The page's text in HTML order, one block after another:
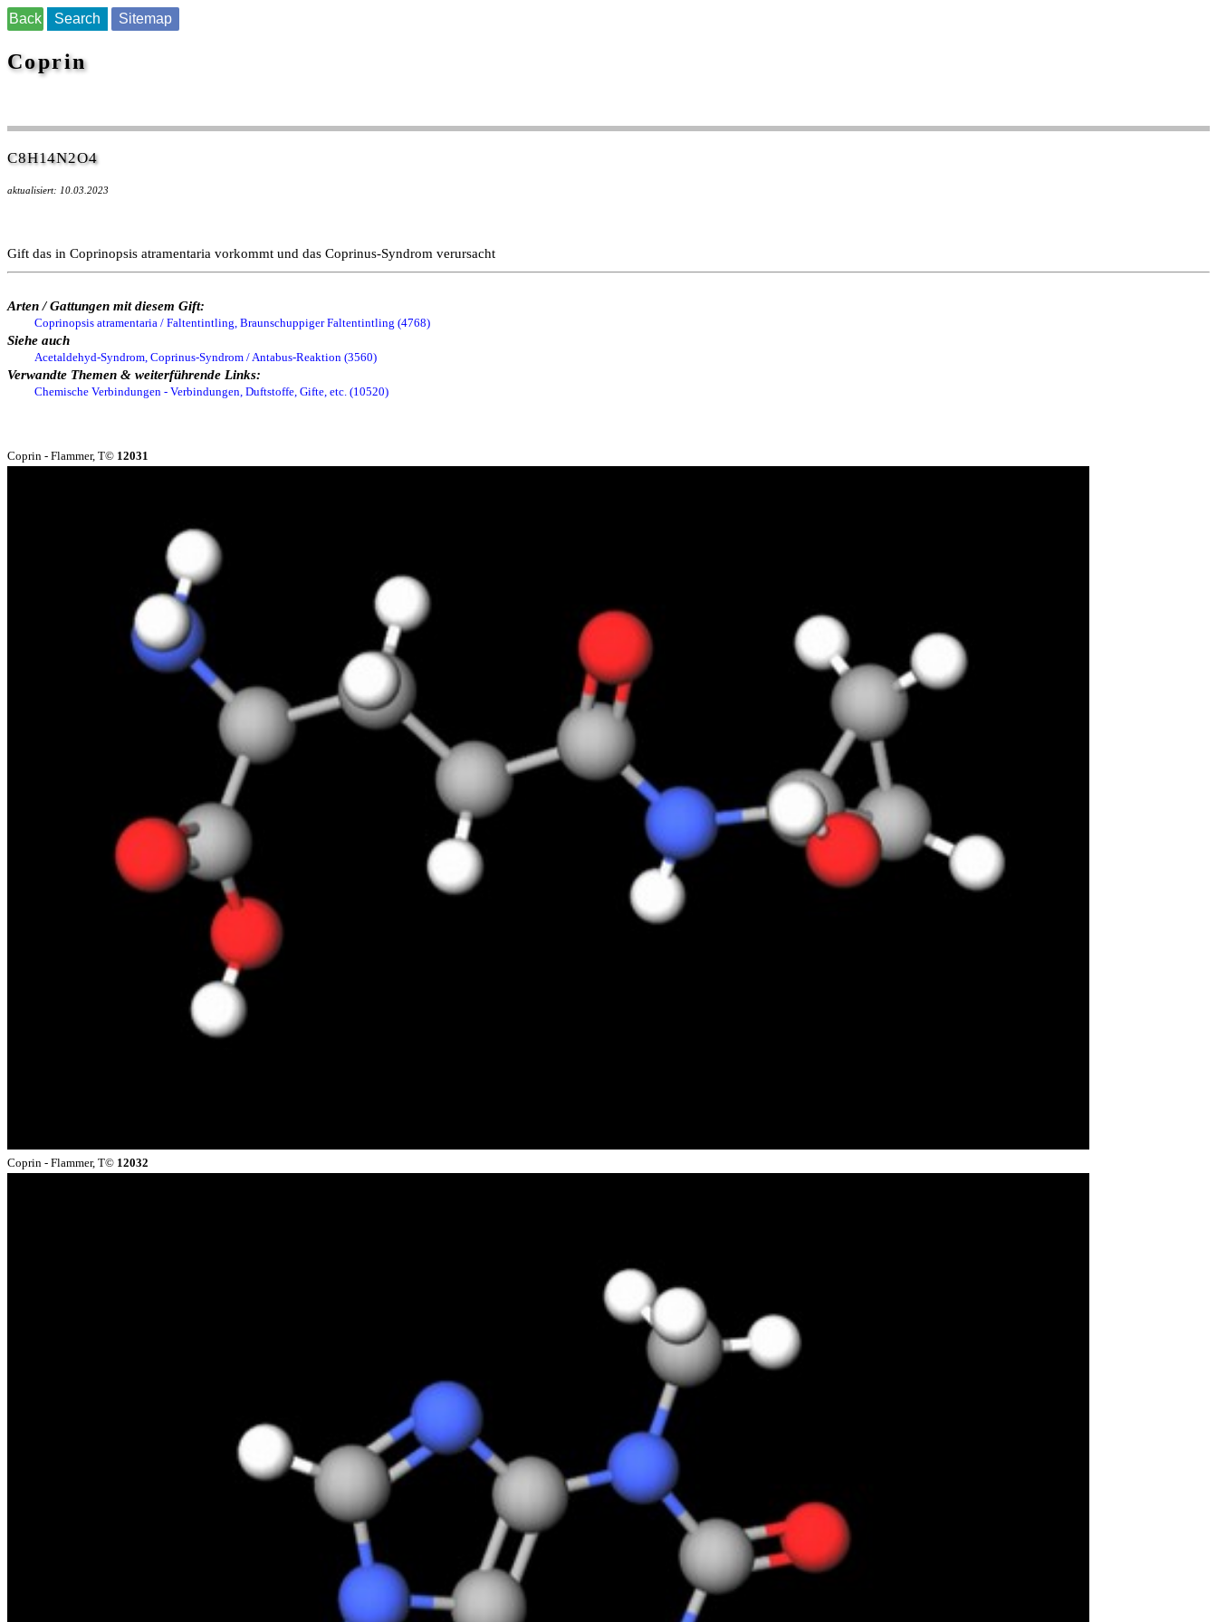
Back Search Sitemap
Coprin
C8H14N2O4
aktualisiert: 10.03.2023
Gift das in Coprinopsis atramentaria vorkommt und das Coprinus-Syndrom verursacht
Arten / Gattungen mit diesem Gift:
Coprinopsis atramentaria / Faltentintling, Braunschuppiger Faltentintling (4768)
Siehe auch
Acetaldehyd-Syndrom, Coprinus-Syndrom / Antabus-Reaktion (3560)
Verwandte Themen & weiterführende Links:
Chemische Verbindungen - Verbindungen, Duftstoffe, Gifte, etc. (10520)
Coprin - Flammer, T© 12031
Coprin - Flammer, T© 12032